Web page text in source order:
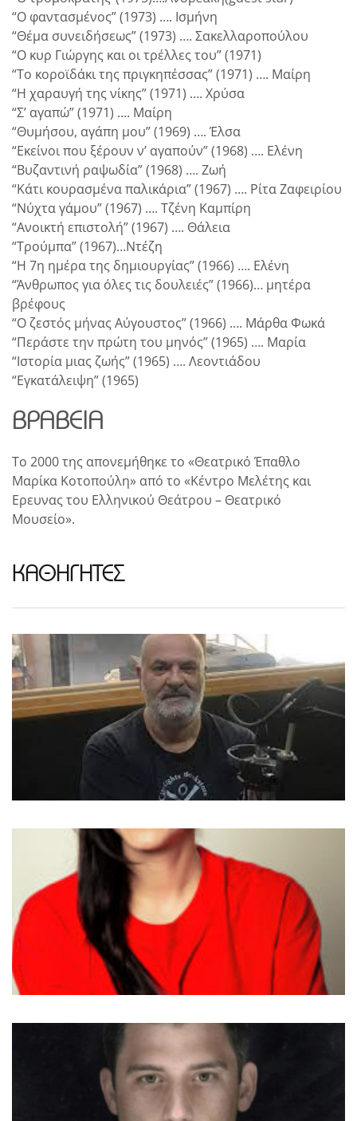
“Ο φαντασμένος” (1973) …. Ισμήνη
“Θέμα συνειδήσεως” (1973) …. Σακελλαροπούλου
“Ο κυρ Γιώργης και οι τρέλλες του” (1971)
“Το κοροϊδάκι της πριγκηπέσσας” (1971) …. Μαίρη
“Η χαραυγή της νίκης” (1971) …. Χρύσα
“Σ’ αγαπώ” (1971) …. Μαίρη
“Θυμήσου, αγάπη μου” (1969) …. Έλσα
“Εκείνοι που ξέρουν ν’ αγαπούν” (1968) …. Ελένη
“Βυζαντινή ραψωδία” (1968) …. Ζωή
“Κάτι κουρασμένα παλικάρια” (1967) …. Ρίτα Ζαφειρίου
“Νύχτα γάμου” (1967) …. Τζένη Καμπίρη
“Ανοικτή επιστολή” (1967) …. Θάλεια
“Τρούμπα” (1967)…Ντέζη
“Η 7η ημέρα της δημιουργίας” (1966) …. Ελένη
“Άνθρωπος για όλες τις δουλειές” (1966)… μητέρα
βρέφους
“Ο ζεστός μήνας Αύγουστος” (1966) …. Μάρθα Φωκά
“Περάστε την πρώτη του μηνός” (1965) …. Μαρία
“Ιστορία μιας ζωής” (1965) …. Λεοντιάδου
“Εγκατάλειψη” (1965)
ΒΡΑΒΕΊΑ
Το 2000 της απονεμήθηκε το «Θεατρικό Έπαθλο
Μαρίκα Κοτοπούλη» από το «Κέντρο Μελέτης και
Eρευνας του Ελληνικού Θεάτρου – Θεατρικό
Μουσείο».
ΚΑΘΗΓΗΤΕΣ